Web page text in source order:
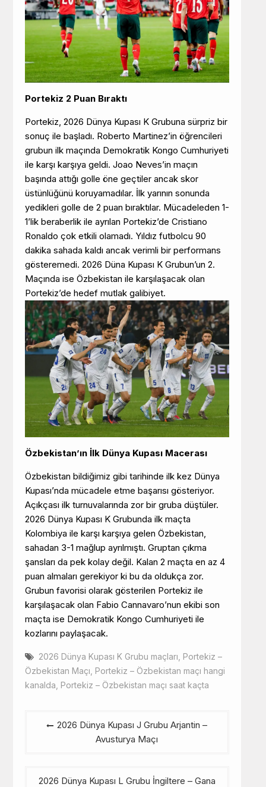
Portekiz 2 Puan Bıraktı
Portekiz, 2026 Dünya Kupası K Grubuna sürpriz bir
sonuç ile başladı. Roberto Martinez’in öğrencileri
grubun ilk maçında Demokratik Kongo Cumhuriyeti
ile karşı karşıya geldi. Joao Neves’in maçın
başında attığı golle öne geçtiler ancak skor
üstünlüğünü koruyamadılar. İlk yarının sonunda
yedikleri golle de 2 puan bıraktılar. Mücadeleden 1-
1’lik beraberlik ile ayrılan Portekiz’de Cristiano
Ronaldo çok etkili olamadı. Yıldız futbolcu 90
dakika sahada kaldı ancak verimli bir performans
gösteremedi. 2026 Düna Kupası K Grubun’un 2.
Maçında ise Özbekistan ile karşılaşacak olan
Portekiz’de hedef mutlak galibiyet.
Özbekistan’ın İlk Dünya Kupası Macerası
Özbekistan bildiğimiz gibi tarihinde ilk kez Dünya
Kupası’nda mücadele etme başarısı gösteriyor.
Açıkçası ilk turnuvalarında zor bir gruba düştüler.
2026 Dünya Kupası K Grubunda ilk maçta
Kolombiya ile karşı karşıya gelen Özbekistan,
sahadan 3-1 mağlup ayrılmıştı. Gruptan çıkma
şansları da pek kolay değil. Kalan 2 maçta en az 4
puan almaları gerekiyor ki bu da oldukça zor.
Grubun favorisi olarak gösterilen Portekiz ile
karşılaşacak olan Fabio Cannavaro’nun ekibi son
maçta ise Demokratik Kongo Cumhuriyeti ile
kozlarını paylaşacak.
2026 Dünya Kupası K Grubu maçları Portekiz –
Özbekistan Maçı Portekiz – Özbekistan maçı hangi
kanalda Portekiz – Özbekistan maçı saat kaçta
2026 Dünya Kupası J Grubu Arjantin –
Avusturya Maçı
2026 Dünya Kupası L Grubu İngiltere – Gana